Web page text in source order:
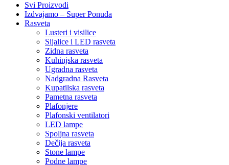
Svi Proizvodi
Izdvajamo – Super Ponuda
Rasveta
Lusteri i visilice
Sijalice i LED rasveta
Zidna rasveta
Kuhinjska rasveta
Ugradna rasveta
Nadgradna Rasveta
Kupatilska rasveta
Pametna rasveta
Plafonjere
Plafonski ventilatori
LED lampe
Spoljna rasveta
Dečija rasveta
Stone lampe
Podne lampe